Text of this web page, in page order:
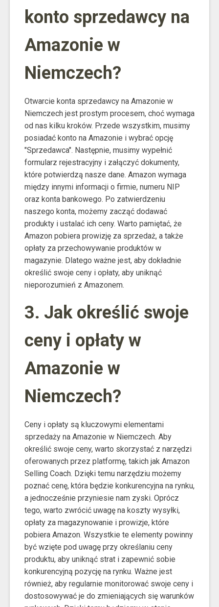
konto sprzedawcy na
Amazonie w
Niemczech?
Otwarcie konta sprzedawcy na Amazonie w
Niemczech jest prostym procesem, choć wymaga
od nas kilku kroków. Przede wszystkim, musimy
posiadać konto na Amazonie i wybrać opcję
"Sprzedawca". Następnie, musimy wypełnić
formularz rejestracyjny i załączyć dokumenty,
które potwierdzą nasze dane. Amazon wymaga
między innymi informacji o firmie, numeru NIP
oraz konta bankowego. Po zatwierdzeniu
naszego konta, możemy zacząć dodawać
produkty i ustalać ich ceny. Warto pamiętać, że
Amazon pobiera prowizję za sprzedaż, a także
opłaty za przechowywanie produktów w
magazynie. Dlatego ważne jest, aby dokładnie
określić swoje ceny i opłaty, aby uniknąć
nieporozumień z Amazonem.
3. Jak określić swoje
ceny i opłaty w
Amazonie w
Niemczech?
Ceny i opłaty są kluczowymi elementami
sprzedaży na Amazonie w Niemczech. Aby
określić swoje ceny, warto skorzystać z narzędzi
oferowanych przez platformę, takich jak Amazon
Selling Coach. Dzięki temu narzędziu możemy
poznać cenę, która będzie konkurencyjna na rynku,
a jednocześnie przyniesie nam zyski. Oprócz
tego, warto zwrócić uwagę na koszty wysyłki,
opłaty za magazynowanie i prowizje, które
pobiera Amazon. Wszystkie te elementy powinny
być wzięte pod uwagę przy określaniu ceny
produktu, aby uniknąć strat i zapewnić sobie
konkurencyjną pozycję na rynku. Ważne jest
również, aby regularnie monitorować swoje ceny i
dostosowywać je do zmieniających się warunków